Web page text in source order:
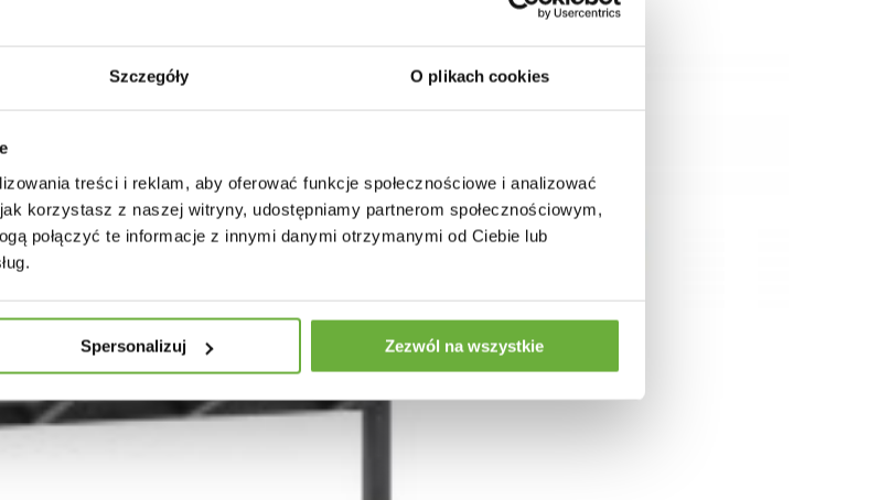
Szczegóły O plikach cookies
treści i reklam, aby oferować funkcje społecznościowe i analizować
korzystasz z naszej witryny, udostępniamy partnerom społecznościowym,
połączyć te informacje z innymi danymi otrzymanymi od Ciebie lub
Spersonalizuj Zezwól na wszystkie